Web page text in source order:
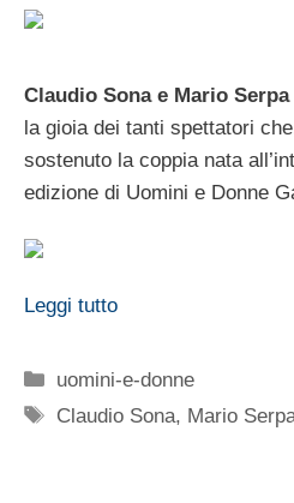
Claudio Sona e Mario Serpa
la gioia dei tanti spettatori
sostenuto la coppia nata
edizione di Uomini e Donne
Leggi tutto
Categorie
uomini-e-donne
Tag
Claudio Sona, Mario